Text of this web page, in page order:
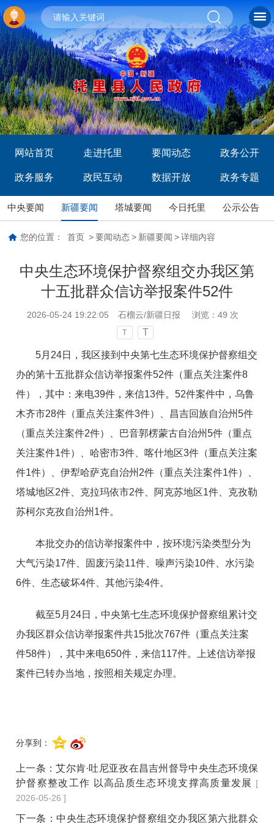
网站首页 走进托里 要闻动态 政务公开
政务服务 政民互动 数据开放 政务专题
中央要闻 新疆要闻 塔城要闻 今日托里 公示公告
您的位置： 首页 > 要闻动态 > 新疆要闻 > 详细内容
中央生态环境保护督察组交办我区第
十五批群众信访举报案件52件
2026-05-24 19:22:05 石榴云/新疆日报 浏览： 49 次
T T
5月24日，我区接到中央第七生态环境保护督察组交
办的第十五批群众信访举报案件52件（重点关注案件8
件），其中：来电39件，来信13件。52件案件中，乌鲁
木齐市28件 （重点关注案件3件）、 昌吉回族自治州5件
（重点关注案件2件） 巴音郭楞蒙古自治州5件（重点
关注案件1件）、 哈密市3件、喀什地区3件 （重点关注案
件1件） 、伊犁哈萨克自治州 2件 （重点关注案件1件）
塔城地区2件、克拉玛依市2件、 阿克苏地区1件、克孜勒
苏柯尔克孜自治州1件。
本批交办的信访举报案件中，按环境污染类型分为
大气污染17件、固废污染11件、噪声污染10件、水污染
6件、生态破坏4件、其他污染4件。
截至5月24日，中央第七生态环境保护督察组累计交
办我区群众信访举报案件共15批次767件 （重点关注案
件58件），其中来电650件，来信117件。上述信访举报
案件已转办当地，按照相关规定办理。
分享到：
上一条：艾尔肯·吐尼亚孜在昌吉州督导中央生态环境保
护督察整改工作 以高品质生态环境支撑高质量发展 [
2026-05-26 ]
下一条： 中央生态环境保护督察组交办我区第六批群众